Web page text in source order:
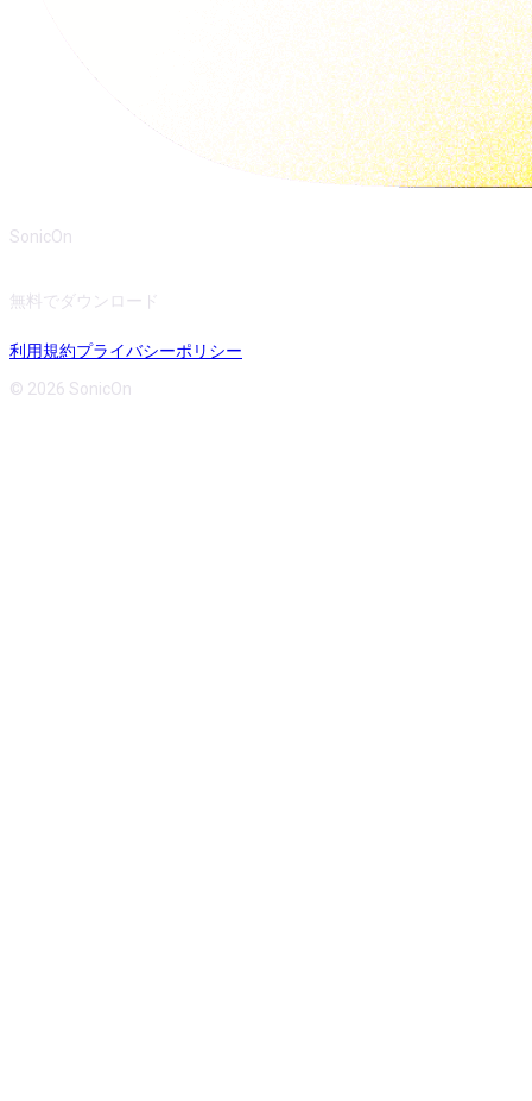
SonicOn
無料でダウンロード
利用規約プライバシーポリシー
© 2026 SonicOn